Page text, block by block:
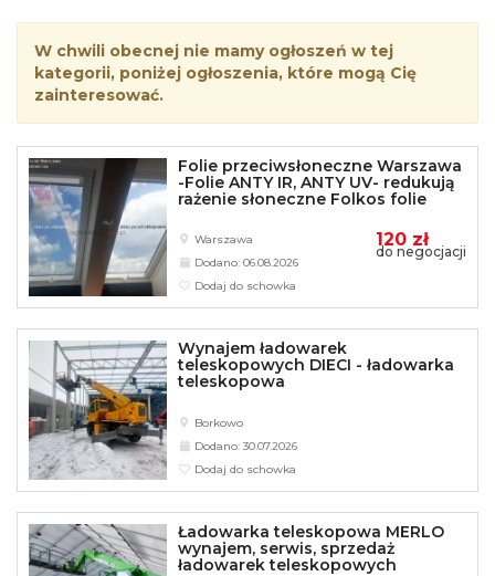
W chwili obecnej nie mamy ogłoszeń w tej
kategorii, poniżej ogłoszenia, które mogą Cię
zainteresować.
Folie przeciwsłoneczne Warszawa
-Folie ANTY IR, ANTY UV- redukują
rażenie słoneczne Folkos folie
120 zł
do negocjacji
Warszawa
Dodano: 06.08.2026
Dodaj do schowka
Wynajem ładowarek
teleskopowych DIECI - ładowarka
teleskopowa
Borkowo
Dodano: 30.07.2026
Dodaj do schowka
Ładowarka teleskopowa MERLO
wynajem, serwis, sprzedaż
ładowarek teleskopowych